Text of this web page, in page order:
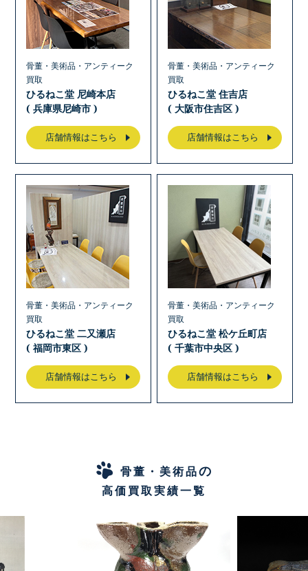
骨董・美術品・アンティーク
買取
ひるねこ堂 尼崎本店
( 兵庫県尼崎市 )
店舗情報はこちら
骨董・美術品・アンティーク
買取
ひるねこ堂 住吉店
( 大阪市住吉区 )
店舗情報はこちら
骨董・美術品・アンティーク
買取
ひるねこ堂 二又瀬店
( 福岡市東区 )
店舗情報はこちら
骨董・美術品・アンティーク
買取
ひるねこ堂 松ケ丘町店
( 千葉市中央区 )
店舗情報はこちら
骨董・美術品の
高価買取実績一覧